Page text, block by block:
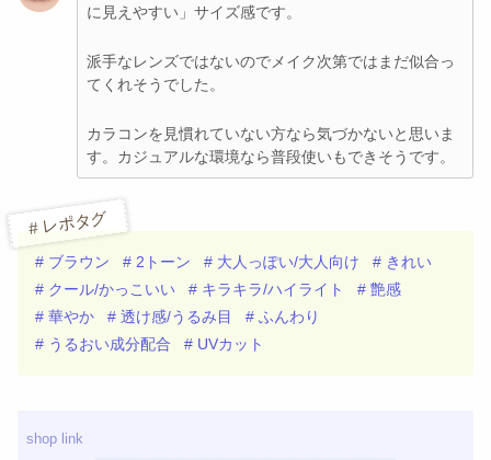
に見えやすい」サイズ感です。
派手なレンズではないのでメイク次第ではまだ似合っ
てくれそうでした。
カラコンを見慣れていない方なら気づかないと思いま
す。カジュアルな環境なら普段使いもできそうです。
# レポタグ
# ブラウン # 2トーン # 大人っぽい/大人向け
# きれい
# クール/かっこいい
# キラキラ/ハイライト
# 艶感
# 華やか
# 透け感/うるみ目
# ふんわり
# うるおい成分配合
# UVカット
shop link